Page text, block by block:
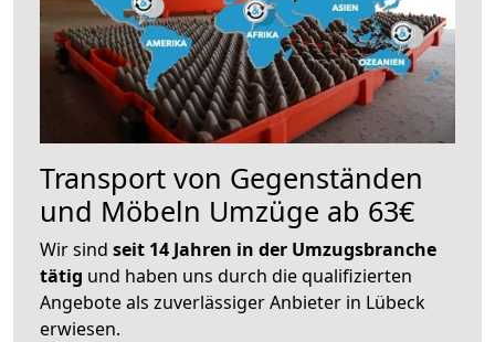
Transport von Gegenständen
und Möbeln Umzüge ab 63€
Wir sind seit 14 Jahren in der Umzugsbranche
tätig und haben uns durch die qualifizierten
Angebote als zuverlässiger Anbieter in Lübeck
erwiesen.